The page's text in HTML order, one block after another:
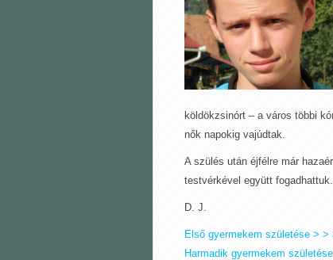
köldökzsinórt – a város többi
nők napokig vajúdtak.
A szülés után éjfélre már
testvérkével együtt
D. J.
Első gyermekem születése > >
Harmadik gyermekem